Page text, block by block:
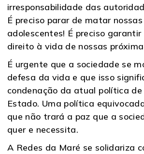
irresponsabilidade das
É preciso parar de matar
adolescentes! É preciso
direito à vida de nossas
É urgente que a sociedade se
defesa da vida e que isso
condenação da atual política
Estado. Uma política
que não trará a paz que a
quer e necessita.
A Redes da Maré se solidariza